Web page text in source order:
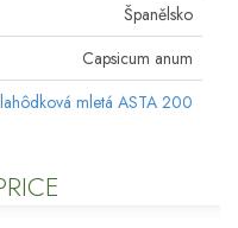
Španělsko
Capsicum anum
mletá ASTA 200